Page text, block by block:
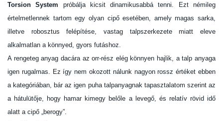
Torsion System próbálja kicsit dinamikusabbá tenni. Ezt némileg
értelmetlennek tartom egy olyan cipő esetében, amely magas sarka,
illetve robosztus felépítése, vastag talpszerkezete miatt eleve
alkalmatlan a könnyed, gyors futáshoz.
A rengeteg anyag dacára az orr-rész elég könnyen hajlik, a talp anyaga
igen rugalmas. Ez így nem okozott nálunk nagyon rossz értéket ebben
a kategóriában, bár az igen puha talpanyagnak tapasztalatom szerint az
a hátulütője, hogy hamar kimegy belőle a levegő, és relatív rövid idő
alatt a cipő „berogy”.